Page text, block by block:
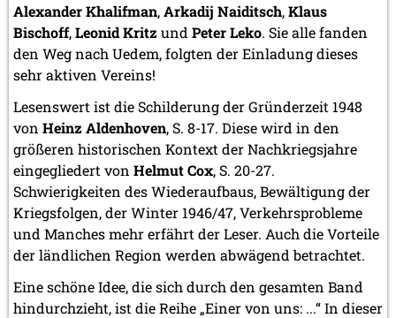
Alexander Khalifman,Arkadij Naiditsch,Klaus
Bischoff,Leonid Kritz und Peter Leko. Sie alle fanden
den Weg nach Uedem, folgten der Einladung dieses
sehr aktiven Vereins!
Lesenswert ist die Schilderung der Gründerzeit 1948
von Heinz Aldenhoven, S. 8-17. Diese wird in den
größeren historischen Kontext der Nachkriegsjahre
eingegliedert von Helmut Cox, S. 20-27.
Schwierigkeiten des Wiederaufbaus, Bewältigung der
Kriegsfolgen, der Winter 1946/47, Verkehrsprobleme
und Manches mehr erfährt der Leser. Auch die Vorteile
der ländlichen Region werden abwägend betrachtet.
Eine schöne Idee, die sich durch den gesamten Band
hindurchzieht, ist die Reihe „Einer von uns: ...“ In dieser